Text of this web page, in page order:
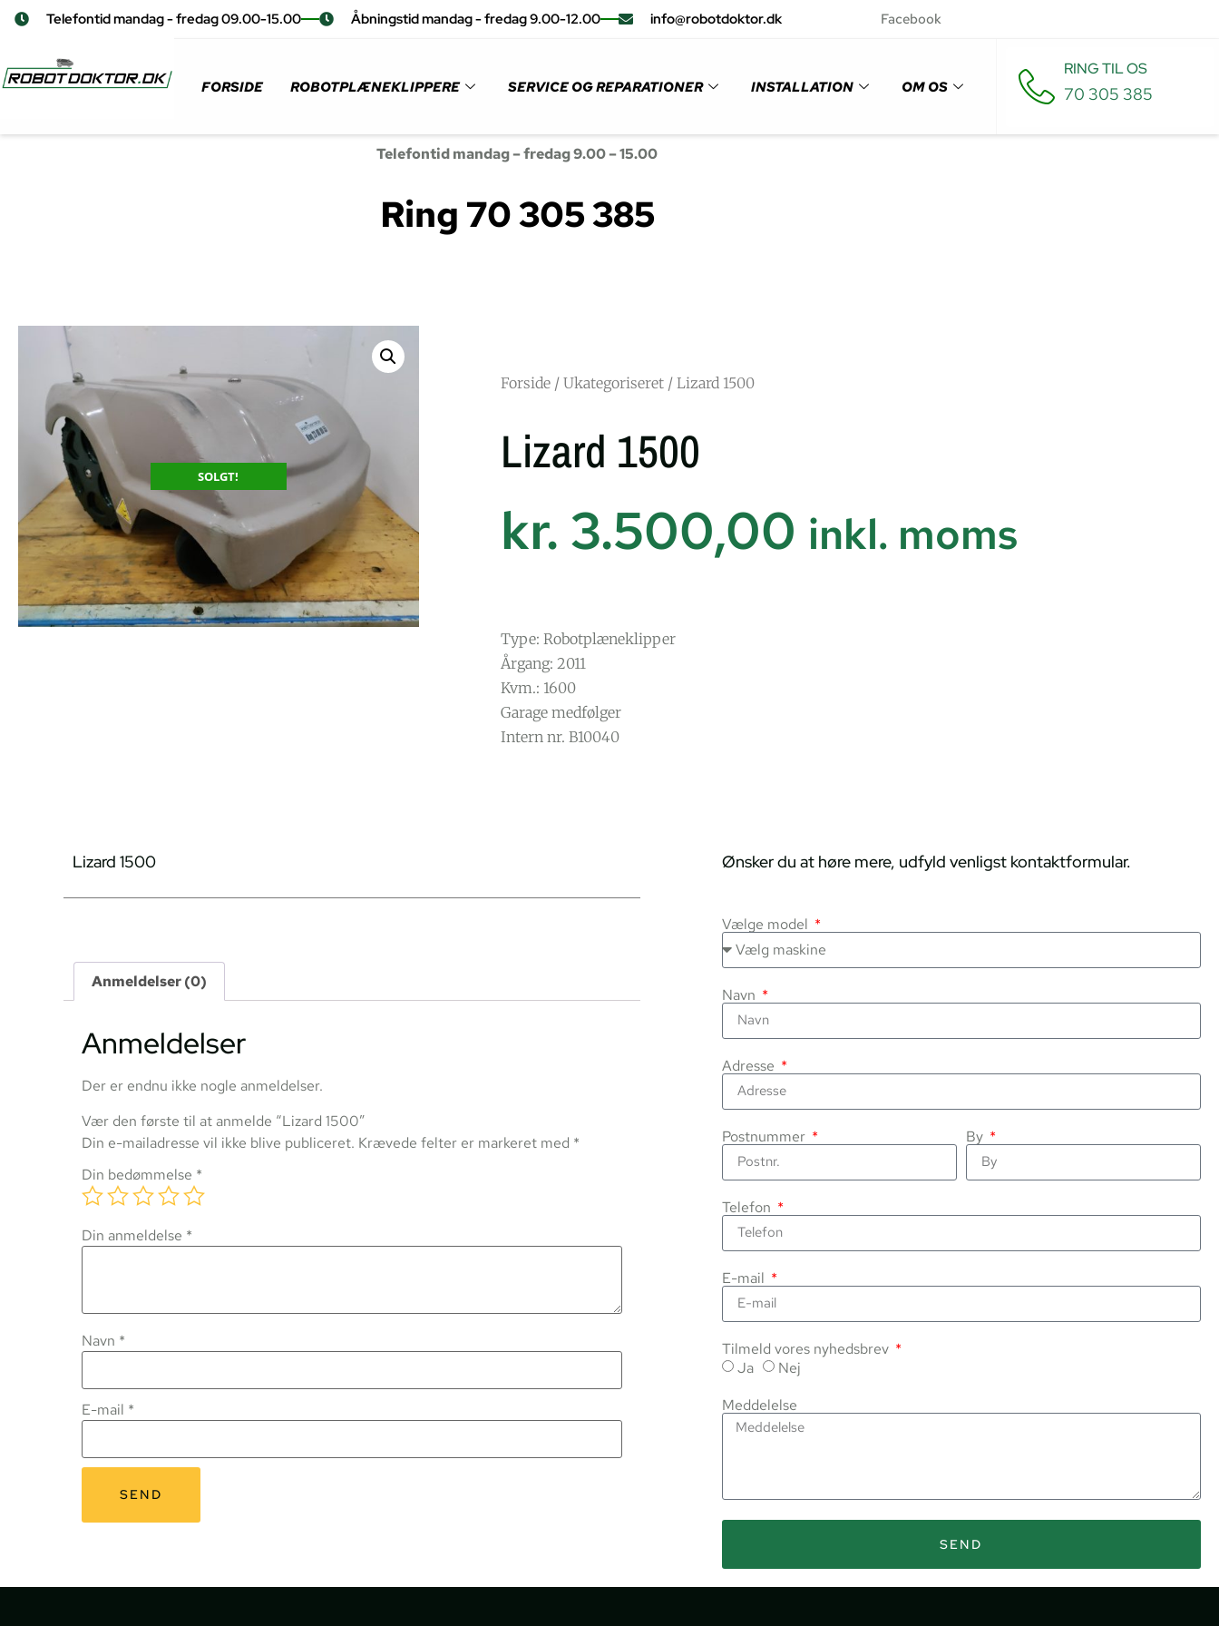
Telefontid mandag - fredag 09.00-15.00 Åbningstid mandag - fredag 9.00-12.00 info@robotdoktor.dk Facebook
FORSIDE ROBOTPLÆNEKLIPPERE SERVICE OG REPARATIONER INSTALLATION OM OS
RING TIL OS
70 305 385
Telefontid mandag – fredag 9.00 – 15.00
Ring 70 305 385
SOLGT!
Forside/ Ukategoriseret/ Lizard 1500
Lizard 1500
kr. 3.500,00 inkl. moms
Type: Robotplæneklipper
Årgang: 2011
Kvm.: 1600
Garage medfølger
Intern nr. B10040
Lizard 1500
Anmeldelser (0)
Anmeldelser
Der er endnu ikke nogle anmeldelser.
Vær den første til at anmelde “Lizard 1500”
Din e-mailadresse vil ikke blive publiceret. Krævede felter er markeret med *
Din bedømmelse *
Din anmeldelse *
Navn *
E-mail *
Ønsker du at høre mere, udfyld venligst kontaktformular.
Vælge model
Navn
Adresse
Postnummer By
Telefon
E-mail
Tilmeld vores nyhedsbrev
Ja
Nej
Meddelelse
SEND